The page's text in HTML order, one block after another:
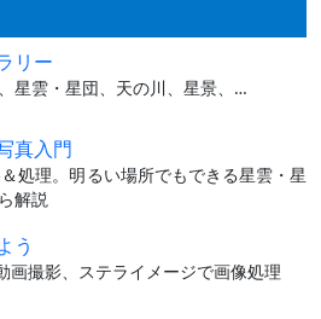
リー
星雲・星団、天の川、星景、…
真入門
処理。明るい場所でもできる星雲・星
解説
う
画撮影、ステライメージで画像処理